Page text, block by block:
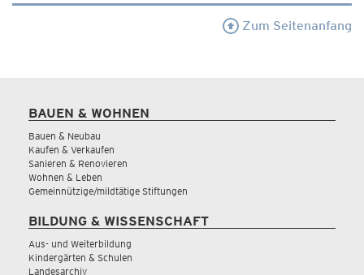
Zum Seitenanfang
BAUEN & WOHNEN
Bauen & Neubau
Kaufen & Verkaufen
Sanieren & Renovieren
Wohnen & Leben
Gemeinnützige/mildtätige Stiftungen
BILDUNG & WISSENSCHAFT
Aus- und Weiterbildung
Kindergärten & Schulen
Landesarchiv